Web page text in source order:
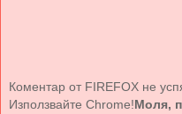
Коментар от FIREFOX не
Използвайте Chrome!Моля,